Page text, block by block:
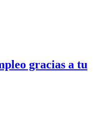
gracias a tu